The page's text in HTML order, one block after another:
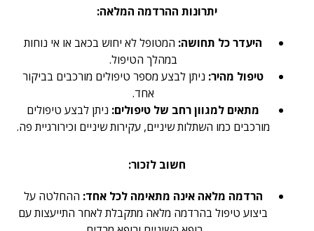
יתרונות ההרדמה המלאה:
היעדר כל תחושה: המטופל לא יחוש בכאב או אי נוחות
במהלך הטיפול.
טיפול מהיר: ניתן לבצע מספר טיפולים מורכבים בביקור
אחד.
מתאים למגוון רחב של טיפולים: ניתן לבצע טיפולים
מורכבים כמו השתלות שיניים, עקירות שיניים וכירורגיית פה.
חשוב לזכור:
הרדמה מלאה אינה מתאימה לכל אחד: ההחלטה על
ביצוע טיפול בהרדמה מלאה מתקבלת לאחר התייעצות עם